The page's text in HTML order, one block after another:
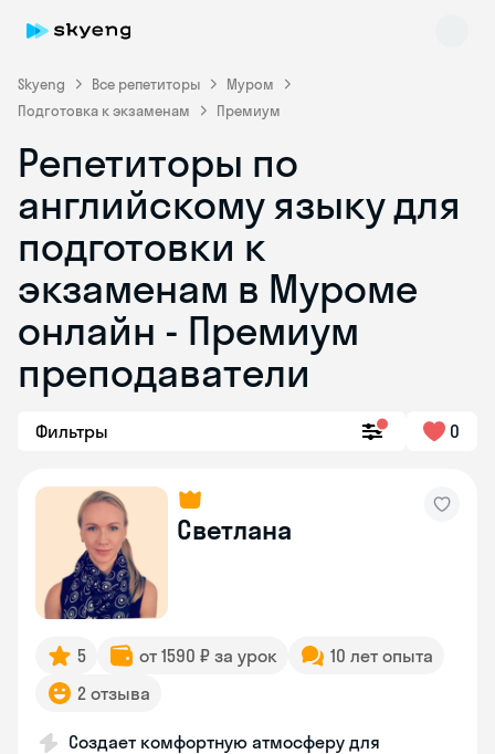
Skyeng Все репетиторы
Муром
Подготовка к экзаменам
Премиум
Репетиторы по
английскому языку для
подготовки к
экзаменам в Муроме
онлайн - Премиум
преподаватели
Фильтры 0
Светлана
5 от 1590 ₽ за урок
10 лет опыта
2 отзыва
Создает комфортную атмосферу для
Skyeng Chat